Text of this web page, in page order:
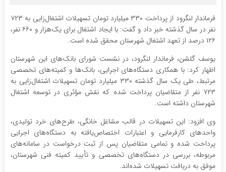
فرماندار لنگرود از پرداخت ۳۳۰ میلیارد تومان تسهیلات اشتغال‌زایی به ۷۲۳
نفر در سال گذشته خبر داد و گفت: با ایجاد اشتغال برای یک‌هزار و ۶۶۰ نفر،
۱۲۶ درصد از تعهد اشتغال شهرستان محقق شده است.
یوسف گلشن، فرماندار لنگرود، در نشست شورای بانک‌های این شهرستان
اظهار کرد: با همکاری دستگاه‌های اجرایی، بانک‌ها و کمیته‌های تخصصی
مرتبط، طی یک سال گذشته ۳۳۰ میلیارد تومان تسهیلات اشتغال‌زایی به
۷۲۳ نفر از متقاضیان پرداخت شده که نقش مؤثری در توسعه اشتغال
شهرستان داشته است.
وی افزود: این تسهیلات در قالب مشاغل خانگی، طرح‌های خرد تولیدی،
واحدهای کارفرمایی و اعتبارات اختصاص‌یافته به دستگاه‌های اجرایی
پرداخت شده و تمامی متقاضیان پس از ثبت درخواست در سامانه‌های
مربوطه، بررسی در دستگاه‌های تخصصی و تأیید کمیته فنی شهرستان،
موفق به دریافت تسهیلات شده‌اند.